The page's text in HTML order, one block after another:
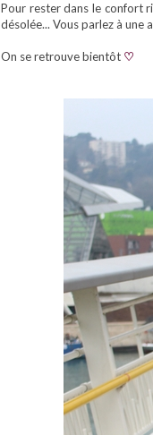
Pour rester dans le confort
désolée... Vous parlez à
On se retrouve bientôt ♡